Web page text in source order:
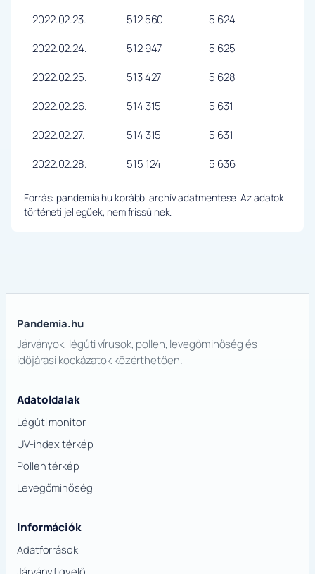
2022.02.23.
512 560
5 624
2022.02.24.
512 947
5 625
2022.02.25.
513 427
5 628
2022.02.26.
514 315
5 631
2022.02.27.
514 315
5 631
2022.02.28.
515 124 5 636
Forrás: pandemia.hu korábbi archív adatmentése. Az adatok
történeti jellegűek, nem frissülnek.
Pandemia.hu
Járványok, légúti vírusok, pollen, levegőminőség és
időjárási kockázatok közérthetően.
Adatoldalak
Légúti monitor
UV-index térkép
Pollen térkép
Levegőminőség
Információk
Adatforrások